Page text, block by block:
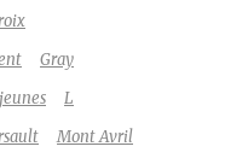
Gray
jeunes
L
Mont Avril